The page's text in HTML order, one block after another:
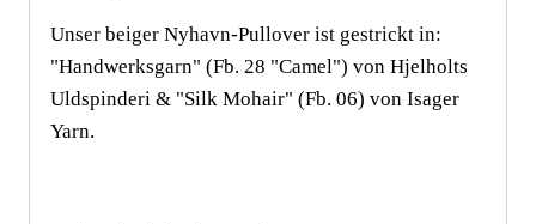
Unser beiger Nyhavn-Pullover ist gestrickt in:
"Handwerksgarn" (Fb. 28 "Camel") von Hjelholts
Uldspinderi & "Silk Mohair" (Fb. 06) von Isager
Yarn.